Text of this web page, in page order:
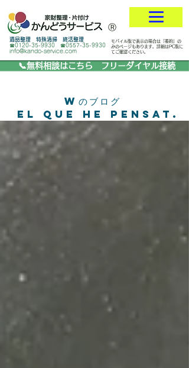
​Ⓡ
遺品整理 特殊清掃 終活整理
☎0120-35-9930 ☎0557-35-9930
info@kando-service.com
モバイル版で表示の場合は「要約」の
みのページもあります。詳細はPC版に
てご確認ください。
📞無料相談はこちら フリーダイヤル接続
Wのブログ
El que he pensat.